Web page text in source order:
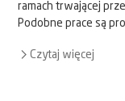
ramach trwającej
Podobne prace są
Czytaj więcej